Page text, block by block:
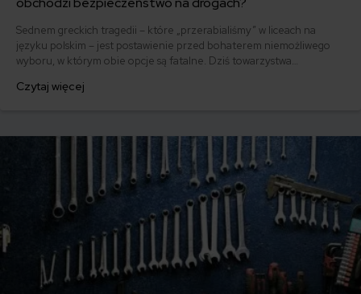
Sednem greckich tragedii – które „przerabialiśmy” w liceach na
języku polskim – jest postawienie przed bohaterem niemożliwego
wyboru, w którym obie opcje są fatalne. Dziś towarzystwa
uczestniczył w wypadku lub kolizji, każąc mu wybrać między
Czytaj więcej